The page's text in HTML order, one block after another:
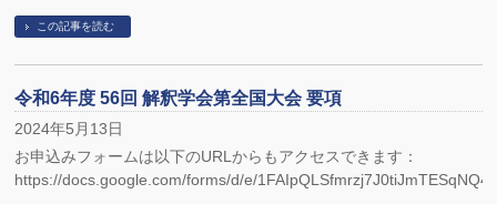
この記事を読む
令和6年度 56回 解釈学会第全国大会 要項
2024年5月13日
お申込みフォームは以下のURLからもアクセスできます：
https://docs.google.com/forms/d/e/